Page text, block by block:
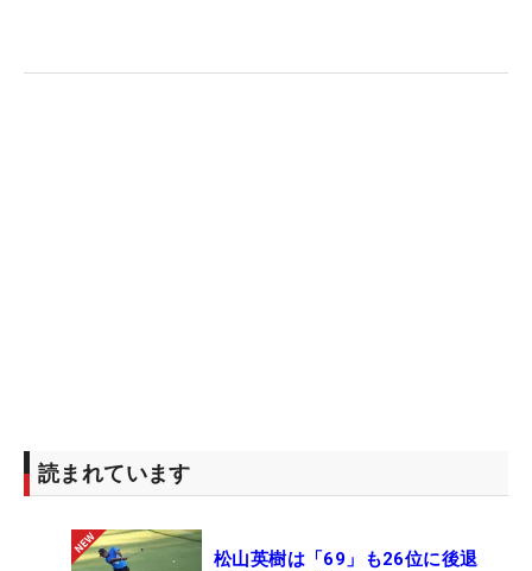
読まれています
松山英樹は「69」も26位に後退